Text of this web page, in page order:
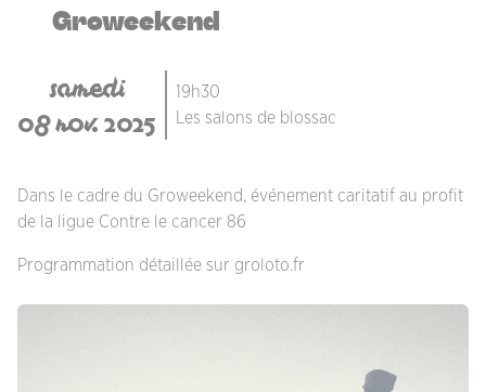
Groweekend
samedi
08 nov. 2025
19h30
Les salons de blossac
Dans le cadre du Groweekend, événement caritatif au profit
de la ligue Contre le cancer 86
Programmation détaillée sur groloto.fr